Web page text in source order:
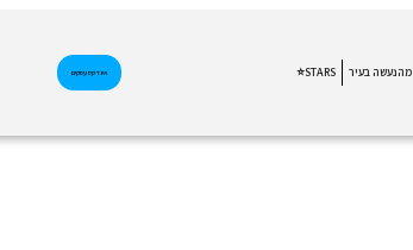
מהנעשה בעיר STARS⭐ אינדקס עסקים